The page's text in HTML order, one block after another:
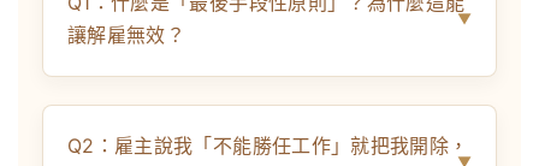
讓解雇無效？
Q2：雇主說我「不能勝任工作」就把我開除，